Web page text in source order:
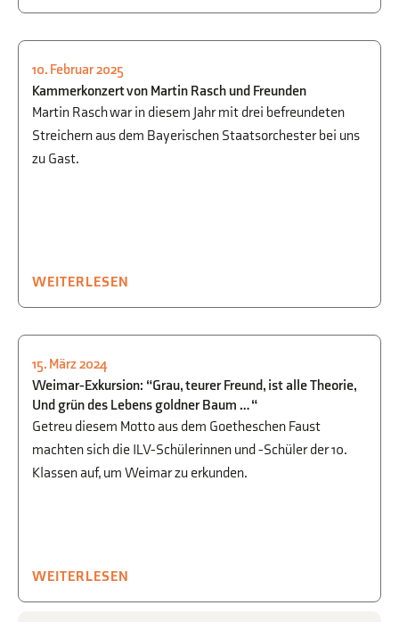
KULTUR,MUSIK
10. Februar 2025
Kammerkonzert von Martin Rasch und Freunden
Martin Rasch war in diesem Jahr mit drei befreundeten
Streichern aus dem Bayerischen Staatsorchester bei uns
zu Gast.
WEITERLESEN
KULTUR
15. März 2024
Weimar-Exkursion: “Grau, teurer Freund, ist alle Theorie,
Und grün des Lebens goldner Baum … “
Getreu diesem Motto aus dem Goetheschen Faust
machten sich die ILV-Schülerinnen und -Schüler der 10.
Klassen auf, um Weimar zu erkunden.
WEITERLESEN